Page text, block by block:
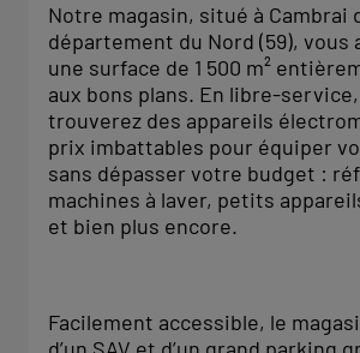
Notre magasin, situé à Cambrai
département du Nord (59), vous
une surface de 1 500 m²
aux bons plans. En libre-
trouverez des appareils
prix imbattables pour équiper
sans dépasser votre budget :
machines à laver, petits
et bien plus encore.
Facilement accessible, le